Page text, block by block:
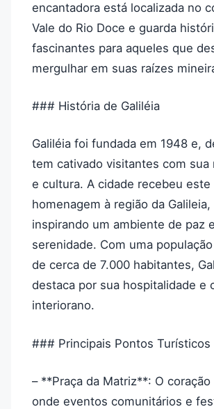
encantadora está localizada no
Vale do Rio Doce e guarda
fascinantes para aqueles que
mergulhar em suas raízes
### História de Galiléia
Galiléia foi fundada em 1948 e,
tem cativado visitantes com sua
e cultura. A cidade recebeu este
homenagem à região da Galileia,
inspirando um ambiente de paz e
serenidade. Com uma
de cerca de 7.000 habitantes,
destaca por sua hospitalidade e
interiorano.
### Principais Pontos Turísticos
– **Praça da Matriz**: O coração
onde eventos comunitários e